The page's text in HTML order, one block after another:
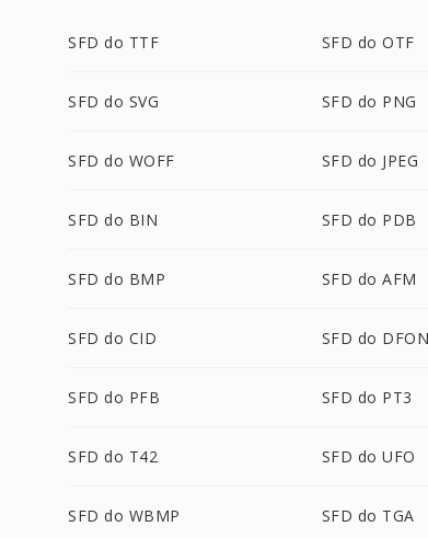
SFD do TTF SFD do OTF
SFD do SVG SFD do PNG
SFD do WOFF SFD do JPEG
SFD do BIN SFD do PDB
SFD do BMP SFD do AFM
SFD do CID SFD do
SFD do PFB SFD do PT3
SFD do T42 SFD do UFO
SFD do WBMP SFD do TGA